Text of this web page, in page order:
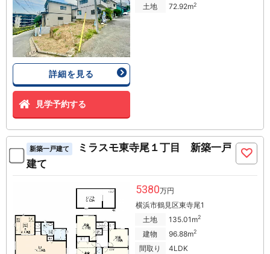
詳細を見る
見学予約する
土地
72.92m2
新築一戸建て
ミラスモ東寺尾１丁目 新築一戸
建て
5380万円
横浜市鶴見区東寺尾1
土地
135.01m2
建物 96.88m2
間取り
4LDK